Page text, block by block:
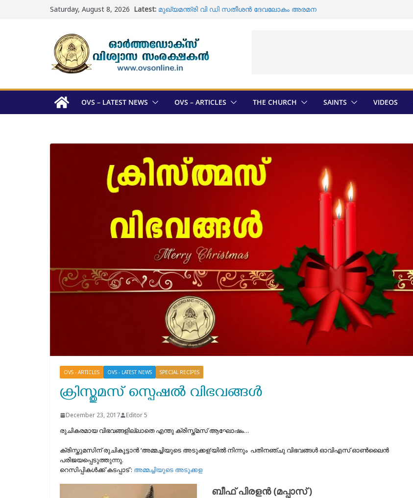
Saturday, August 8, 2026 Latest: മുഖ്യമന്ത്രി വി ഡി സതീശൻ ദേവലോകം അരമന
വിധിയുടെ പിൻബലത്തിൽ ശവ സംസ്കാരം
ഓടക്കാലി പള്ളി ; ശവ സംസ്കാരം വീണ്ടും തടസ്സപ്പെടുത്തി
യാക്കോബായ വിഭാഗം
മെത്രാപ്പോലീത്താമാരുടെ തിരഞ്ഞെടുപ്പ് ; സ്ഥാനാർത്ഥികളെ
ഓർത്തഡോക്സ് സഭ മെത്രാൻ തിരെഞ്ഞെടുപ്പ് ; അന്തിമ
OVS – LATEST NEWS OVS – ARTICLES THE CHURCH SAINTS VIDEOS
OVS - ARTICLES OVS - LATEST NEWS SPECIAL RECIPES
ക്രിസ്തുമസ് സ്പെഷല്‍ വിഭവങ്ങള്‍
December 23, 2017 Editor 5
രുചികരമായ വിഭവങ്ങളില്ലാതെ എന്തു ക്രിസ്ത്മസ് ആഘോഷം…
ക്രിസ്തുമസിന് രുചികൂട്ടാന്‍ ‘അമ്മച്ചിയുടെ അടുക്കള’യില്‍ നിന്നും പതിനഞ്ചു വിഭവങ്ങള്‍ ഓവിഎസ് ഓണ്‍ലൈന്‍
പരിജയപ്പെടുത്തുന്നു.
റെസിപ്പികള്‍ക്ക് കടപ്പാട് : അമ്മച്ചിയുടെ അടുക്കള
ബീഫ് പിരളൻ (മപ്പാസ് )